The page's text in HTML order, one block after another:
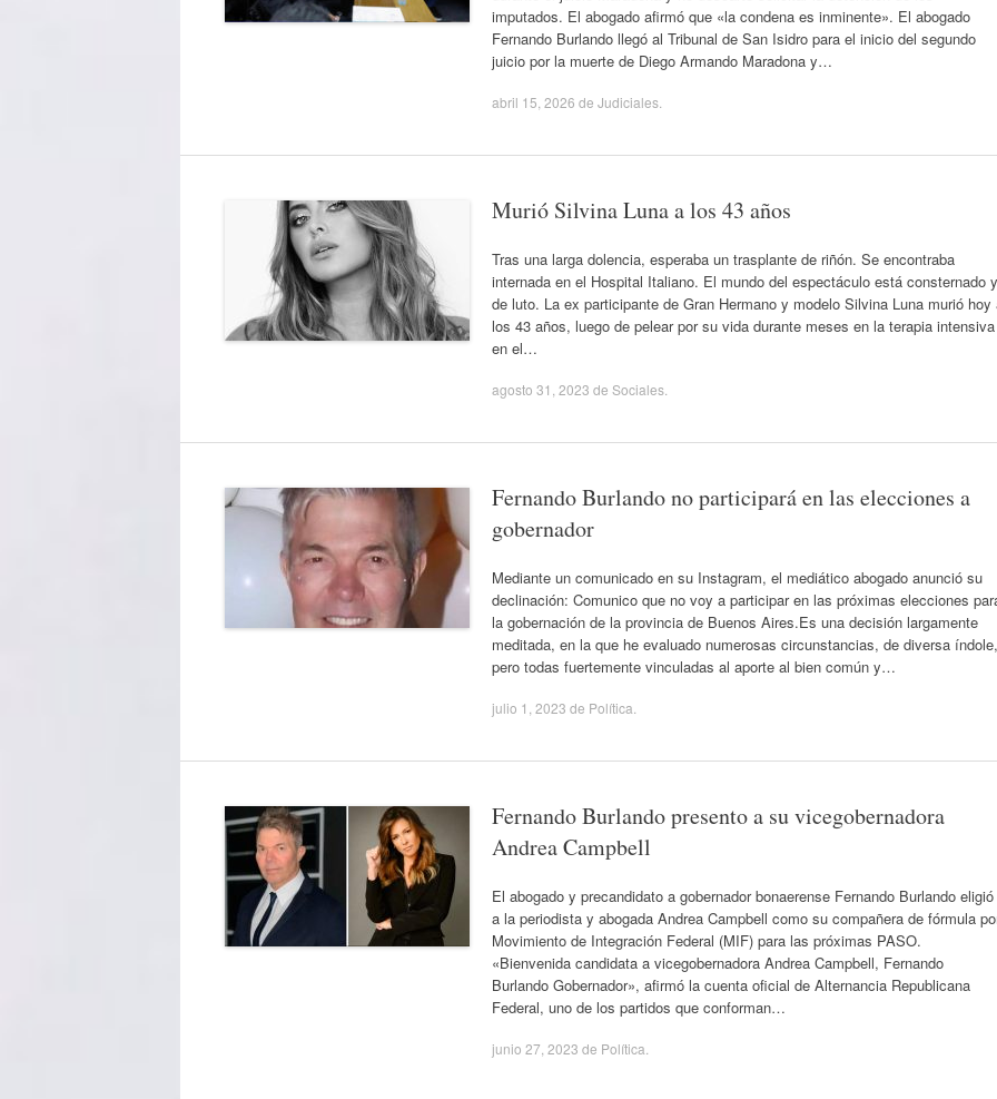
imputados. El abogado afirmó que «la condena es inminente». El abogado
Fernando Burlando llegó al Tribunal de San Isidro para el inicio del segundo
juicio por la muerte de Diego Armando Maradona y…
abril 15, 2026 de Judiciales
Murió Silvina Luna a los 43 años
Tras una larga dolencia, esperaba un trasplante de riñón. Se encontraba
internada en el Hospital Italiano. El mundo del espectáculo está consternado y
de luto. La ex participante de Gran Hermano y modelo Silvina Luna murió hoy
los 43 años, luego de pelear por su vida durante meses en la terapia intensiva
en el…
agosto 31, 2023 de Sociales
Fernando Burlando no participará en las elecciones a
gobernador
Mediante un comunicado en su Instagram, el mediático abogado anunció su
declinación: Comunico que no voy a participar en las próximas elecciones
la gobernación de la provincia de Buenos Aires.Es una decisión largamente
meditada, en la que he evaluado numerosas circunstancias, de diversa índole,
pero todas fuertemente vinculadas al aporte al bien común y…
julio 1, 2023 de Política
Fernando Burlando presento a su vicegobernadora
Andrea Campbell
El abogado y precandidato a gobernador bonaerense Fernando Burlando eligió
a la periodista y abogada Andrea Campbell como su compañera de fórmula
Movimiento de Integración Federal (MIF) para las próximas PASO.
«Bienvenida candidata a vicegobernadora Andrea Campbell, Fernando
Burlando Gobernador», afirmó la cuenta oficial de Alternancia Republicana
Federal, uno de los partidos que conforman…
junio 27, 2023 de Política